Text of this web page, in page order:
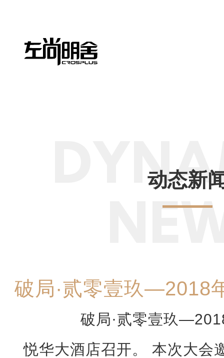
动态新
破局·贰零壹玖—2018
破局·贰零壹玖
悦华大酒店召开。 本次大会